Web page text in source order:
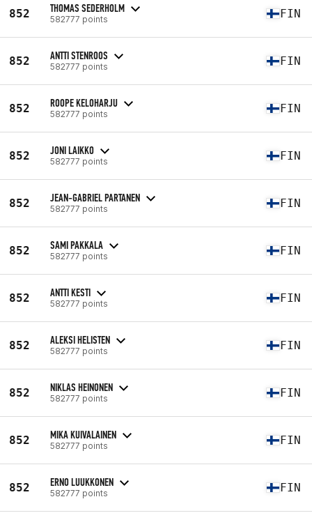
852 THOMAS SEDERHOLM
582777 points FIN
852 ANTTI STENROOS
582777 points FIN
852 ROOPE KELOHARJU
582777 points FIN
852 JONI LAIKKO
582777 points FIN
852 JEAN-GABRIEL PARTANEN
582777 points FIN
852 SAMI PAKKALA
582777 points FIN
852 ANTTI KESTI
582777 points FIN
852 ALEKSI HELISTEN
582777 points FIN
852 NIKLAS HEINONEN
582777 points FIN
852 MIKA KUIVALAINEN
582777 points FIN
852 ERNO LUUKKONEN
582777 points FIN